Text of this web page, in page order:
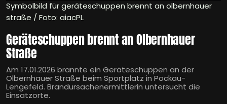
Symbolbild für geräteschuppen brennt an olbernhauer
straße / Foto: aiacPL
Geräteschuppen brennt an Olbernhauer
Straße
Am 17.01.2026 brannte ein Geräteschuppen an der
Olbernhauer Straße beim Sportplatz in Pockau-
Lengefeld. Brandursachenermittlerin untersucht die
Einsatzorte.